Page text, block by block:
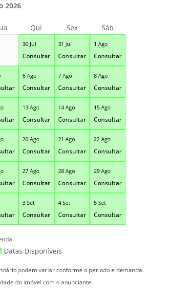
30 Jul
Consultar
31 Jul
Consultar
1 Ago
Consultar
6 Ago
Consultar
7 Ago
Consultar
8 Ago
Consultar
13 Ago
Consultar
14 Ago
Consultar
15 Ago
Consultar
20 Ago
Consultar
21 Ago
Consultar
22 Ago
Consultar
27 Ago
Consultar
28 Ago
Consultar
29 Ago
Consultar
3 Set
Consultar
4 Set
Consultar
5 Set
Consultar
2026
Qui Sex Sáb
Datas Disponíveis
podem variar conforme o período e demanda.
do imóvel com o anunciante.